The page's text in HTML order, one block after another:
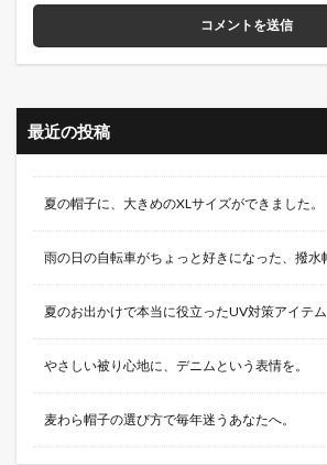
最近の投稿
夏の帽子に、大きめのXLサイズができました。
雨の日の自転車がちょっと好きになった、撥水
夏のお出かけで本当に役立ったUV対策アイテム
やさしい被り心地に、デニムという表情を。
麦わら帽子の選び方で毎年迷うあなたへ。